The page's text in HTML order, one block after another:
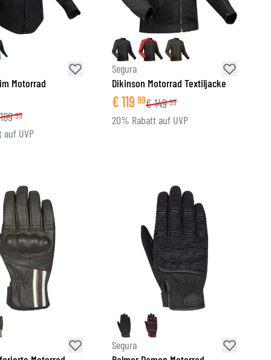
Motorrad
189 99
auf UVP
Segura
Dikinson Motorrad Textiljacke
€119 99€149 99
20% Rabatt auf UVP
Segura